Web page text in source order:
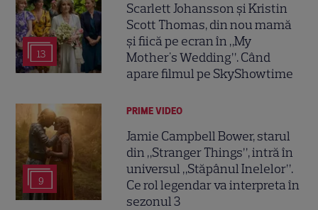
13
Scarlett Johansson și Kristin
Scott Thomas, din nou mamă
și fiică pe ecran în „My
Mother's Wedding”. Când
apare filmul pe SkyShowtime
9
PRIME VIDEO
Jamie Campbell Bower, starul
din „Stranger Things”, intră în
universul „Stăpânul Inelelor”.
Ce rol legendar va interpreta în
sezonul 3